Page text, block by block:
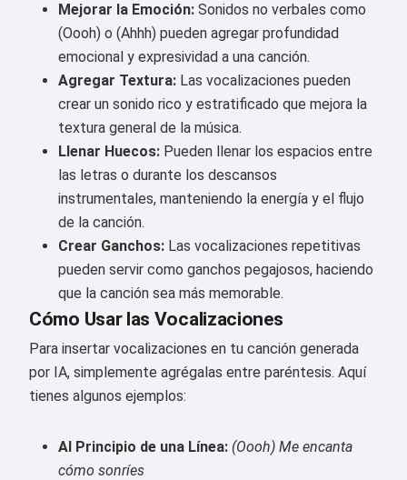
Mejorar la Emoción: Sonidos no verbales como
(Oooh) o (Ahhh) pueden agregar profundidad
emocional y expresividad a una canción.
Agregar Textura: Las vocalizaciones pueden
crear un sonido rico y estratificado que mejora la
textura general de la música.
Llenar Huecos: Pueden llenar los espacios entre
las letras o durante los descansos
instrumentales, manteniendo la energía y el flujo
de la canción.
Crear Ganchos: Las vocalizaciones repetitivas
pueden servir como ganchos pegajosos, haciendo
que la canción sea más memorable.
Cómo Usar las Vocalizaciones
Para insertar vocalizaciones en tu canción generada
por IA, simplemente agrégalas entre paréntesis. Aquí
tienes algunos ejemplos:
Al Principio de una Línea: (Oooh) Me encanta
cómo sonríes
Puedo crear canciones, escribir
poemas y felicitaciones 🥰